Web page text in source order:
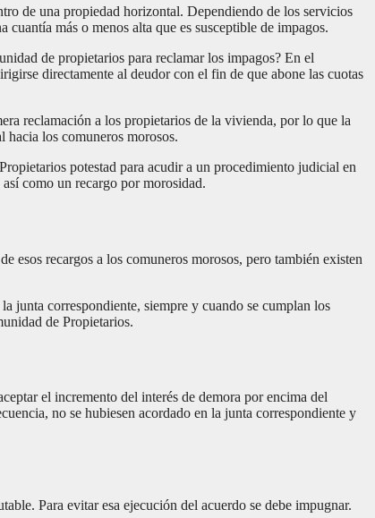
de una propiedad horizontal. Dependiendo de los servicios
más o menos alta que es susceptible de impagos.
de propietarios para reclamar los impagos? En el
directamente al deudor con el fin de que abone las cuotas
reclamación a los propietarios de la vivienda, por lo que la
los comuneros morosos.
potestad para acudir a un procedimiento judicial en
como un recargo por morosidad.
esos recargos a los comuneros morosos, pero también existen
junta correspondiente, siempre y cuando se cumplan los
de Propietarios.
el incremento del interés de demora por encima del
no se hubiesen acordado en la junta correspondiente y
Para evitar esa ejecución del acuerdo se debe impugnar.